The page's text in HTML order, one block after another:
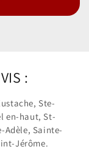
:
Ste-
en-haut, St-
Adèle, Sainte-
Jérôme.